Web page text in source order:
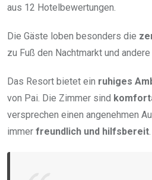
aus 12 Hotelbewertungen.
Die Gäste loben besonders die
zu Fuß den Nachtmarkt und
Das Resort bietet ein ruhiges
von Pai. Die Zimmer sind
versprechen einen angenehmen
immer freundlich und hilfsbereit